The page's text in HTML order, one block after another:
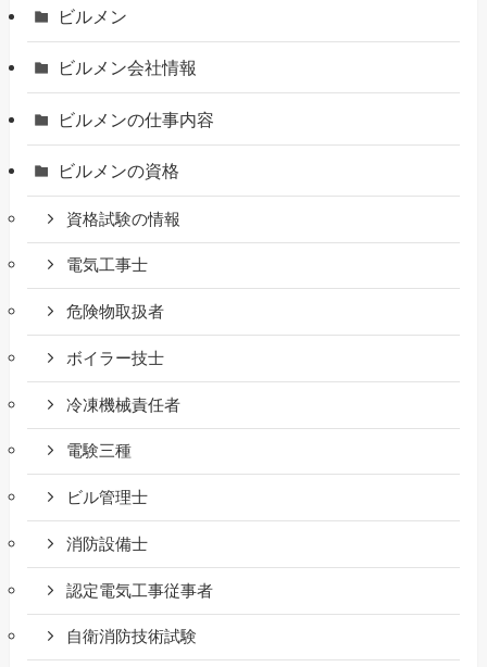
ビルメン
ビルメン会社情報
ビルメンの仕事内容
ビルメンの資格
資格試験の情報
電気工事士
危険物取扱者
ボイラー技士
冷凍機械責任者
電験三種
ビル管理士
消防設備士
認定電気工事従事者
自衛消防技術試験